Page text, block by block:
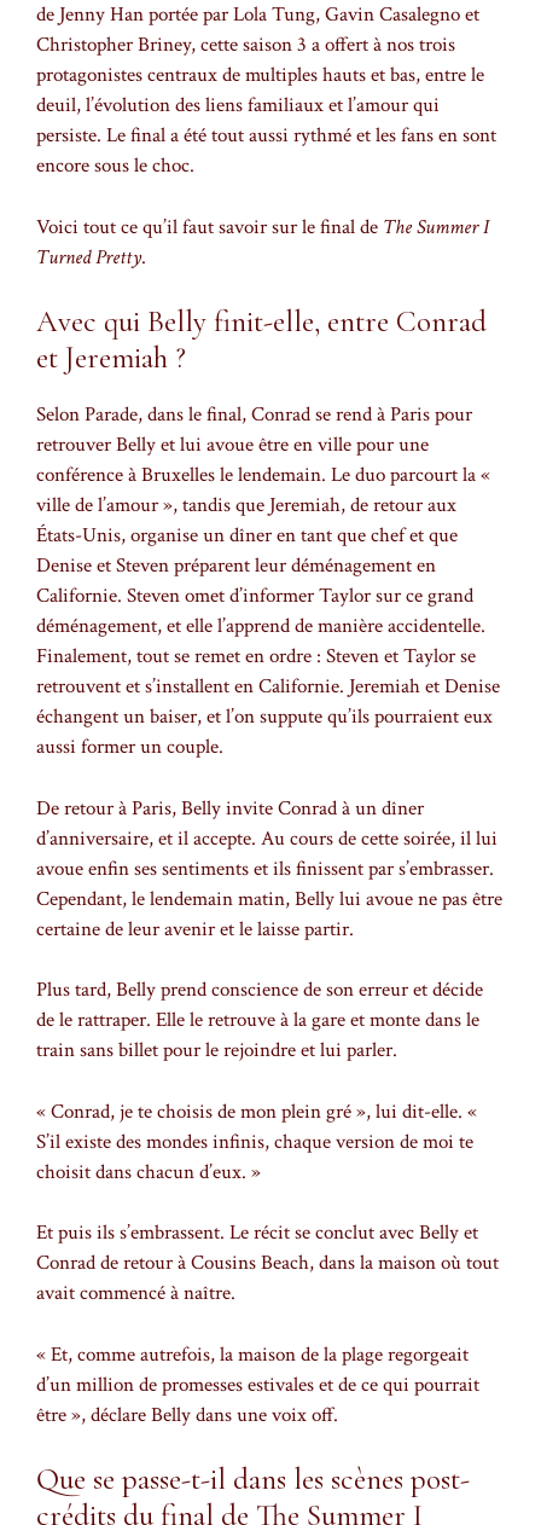
de Jenny Han portée par Lola Tung, Gavin Casalegno et
Christopher Briney, cette saison 3 a offert à nos trois
protagonistes centraux de multiples hauts et bas, entre le
deuil, l’évolution des liens familiaux et l’amour qui
persiste. Le final a été tout aussi rythmé et les fans en sont
encore sous le choc.
Voici tout ce qu’il faut savoir sur le final de The Summer I
Turned Pretty.
Avec qui Belly finit-elle, entre Conrad
et Jeremiah ?
Selon Parade, dans le final, Conrad se rend à Paris pour
retrouver Belly et lui avoue être en ville pour une
conférence à Bruxelles le lendemain. Le duo parcourt la «
ville de l’amour », tandis que Jeremiah, de retour aux
États-Unis, organise un dîner en tant que chef et que
Denise et Steven préparent leur déménagement en
Californie. Steven omet d’informer Taylor sur ce grand
déménagement, et elle l’apprend de manière accidentelle.
Finalement, tout se remet en ordre : Steven et Taylor se
retrouvent et s’installent en Californie. Jeremiah et Denise
échangent un baiser, et l’on suppute qu’ils pourraient eux
aussi former un couple.
De retour à Paris, Belly invite Conrad à un dîner
d’anniversaire, et il accepte. Au cours de cette soirée, il lui
avoue enfin ses sentiments et ils finissent par s’embrasser.
Cependant, le lendemain matin, Belly lui avoue ne pas être
certaine de leur avenir et le laisse partir.
Plus tard, Belly prend conscience de son erreur et décide
de le rattraper. Elle le retrouve à la gare et monte dans le
train sans billet pour le rejoindre et lui parler.
« Conrad, je te choisis de mon plein gré », lui dit-elle. «
S’il existe des mondes infinis, chaque version de moi te
choisit dans chacun d’eux. »
Et puis ils s’embrassent. Le récit se conclut avec Belly et
Conrad de retour à Cousins Beach, dans la maison où tout
avait commencé à naître.
« Et, comme autrefois, la maison de la plage regorgeait
d’un million de promesses estivales et de ce qui pourrait
être », déclare Belly dans une voix off.
Que se passe-t-il dans les scènes post-
crédits du final de The Summer I